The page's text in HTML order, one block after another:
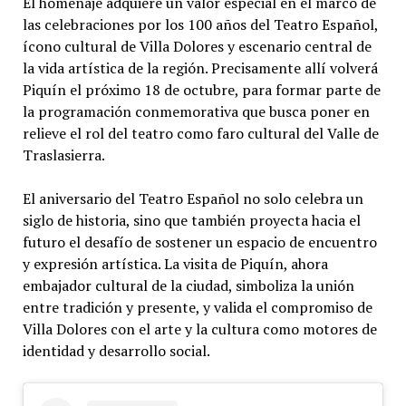
las celebraciones por los 100 años del Teatro Español,
ícono cultural de Villa Dolores y escenario central de
la vida artística de la región. Precisamente allí volverá
Piquín el próximo 18 de octubre, para formar parte de
la programación conmemorativa que busca poner en
relieve el rol del teatro como faro cultural del Valle de
Traslasierra.
El aniversario del Teatro Español no solo celebra un
siglo de historia, sino que también proyecta hacia el
futuro el desafío de sostener un espacio de encuentro
y expresión artística. La visita de Piquín, ahora
embajador cultural de la ciudad, simboliza la unión
entre tradición y presente, y valida el compromiso de
Villa Dolores con el arte y la cultura como motores de
identidad y desarrollo social.